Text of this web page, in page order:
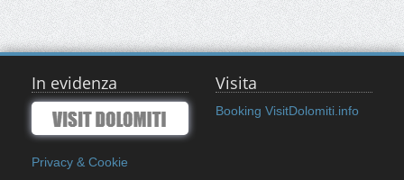
In evidenza
Privacy & Cookie
Visita
Booking VisitDolomiti.info